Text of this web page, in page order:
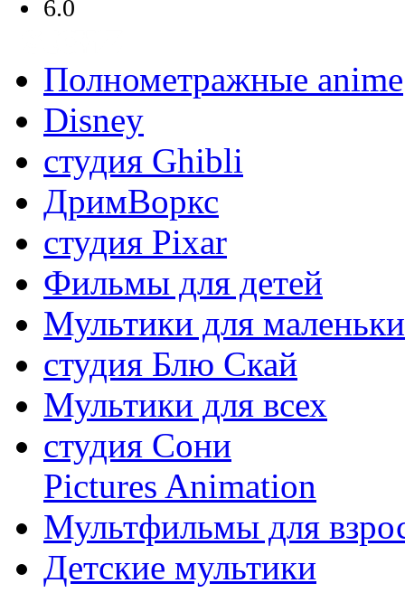
6.0
Полнометражные anime
Disney
студия Ghibli
ДримВоркс
студия Pixar
Фильмы для детей
Мультики для
студия Блю Скай
Мультики для всех
студия Сони
Pictures Animation
Мультфильмы для
Детские мультики